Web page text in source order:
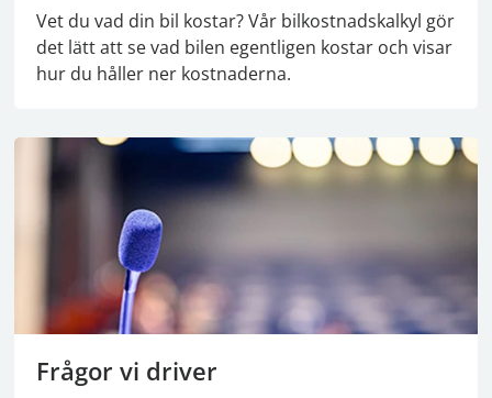
Vet du vad din bil kostar? Vår bilkostnadskalkyl gör
det lätt att se vad bilen egentligen kostar och visar
hur du håller ner kostnaderna.
Frågor vi driver